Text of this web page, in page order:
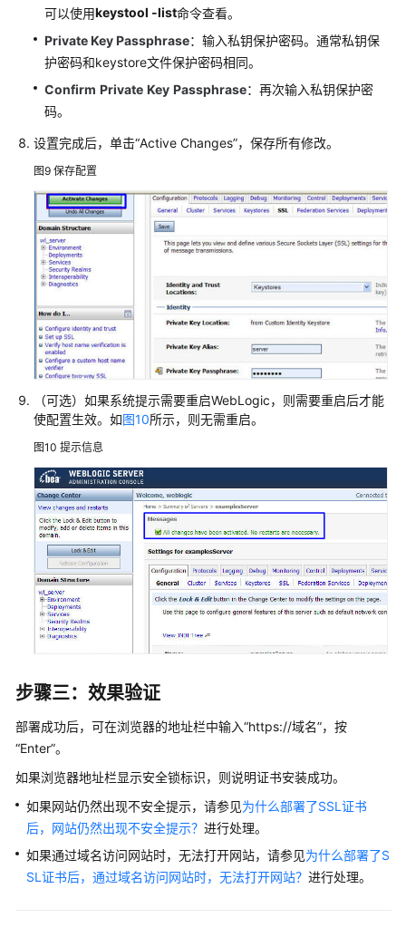
域
统
权
限
可以使用keystool -list命令查看。
Private Key Passphrase：输入私钥保护密码。通常私钥保
护密码和keystore文件保护密码相同。
Confirm Private Key Passphrase：再次输入私钥保护密
码。
设置完成后，单击“Active Changes”，保存所有修改。
图9 保存配置
（可选）如果系统提示需要重启WebLogic，则需要重启后才能
使配置生效。如图10所示，则无需重启。
图10 提示信息
步骤三：效果验证
部署成功后，可在浏览器的地址栏中输入“https://域名”，按
“Enter”。
如果浏览器地址栏显示安全锁标识，则说明证书安装成功。
如果网站仍然出现不安全提示，请参见为什么部署了SSL证书
后，网站仍然出现不安全提示？ 进行处理。
如果通过域名访问网站时，无法打开网站，请参见为什么部署了S
SL证书后，通过域名访问网站时，无法打开网站？ 进行处理。